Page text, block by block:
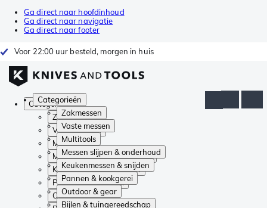
Ga direct naar hoofdinhoud
Ga direct naar navigatie
Ga direct naar footer
Voor 22:00 uur besteld, morgen in huis
Categorieën
Zakmessen
Vaste messen
Multitools
Messen slijpen & onderhoud
Keukenmessen & snijden
Pannen & kookgerei
Outdoor & gear
Bijlen & tuingereedschap
Categorieën
Zakmessen
Vaste messen
Multitools
Messen slijpen & onderhoud
Keukenmessen & snijden
Pannen & kookgerei
Outdoor & gear